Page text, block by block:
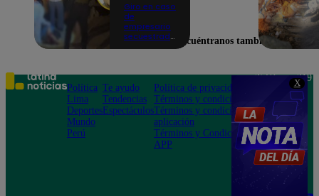
X
Giro en caso
de
empresario
secuestrado
cuentas
Encuéntranos también en
Política
Lima
Deportes
Mundo
Perú
Te ayudo
Tendencias
Espectáculos
Política de privacidad
Términos y condiciones
Términos y condiciones
aplicación
Términos y Condiciones
APP
Teléfono: 219
Av. San
Felipe 968
Jesús María